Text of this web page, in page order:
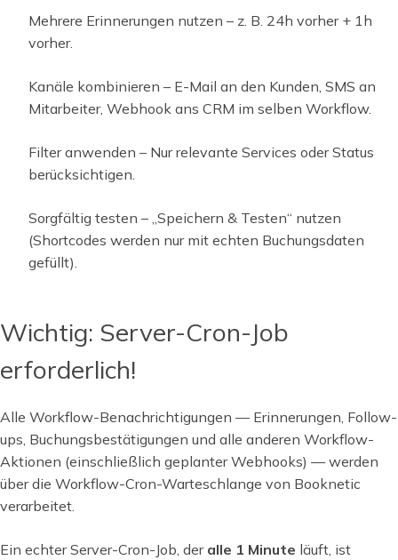
Mehrere Erinnerungen nutzen – z. B. 24h vorher + 1h
vorher.
Kanäle kombinieren – E-Mail an den Kunden, SMS an
Mitarbeiter, Webhook ans CRM im selben Workflow.
Filter anwenden – Nur relevante Services oder Status
berücksichtigen.
Sorgfältig testen – „Speichern & Testen“ nutzen
(Shortcodes werden nur mit echten Buchungsdaten
gefüllt).
Wichtig: Server-Cron-Job
erforderlich!
Alle Workflow-Benachrichtigungen — Erinnerungen, Follow-
ups, Buchungsbestätigungen und alle anderen Workflow-
Aktionen (einschließlich geplanter Webhooks) — werden
über die Workflow-Cron-Warteschlange von Booknetic
verarbeitet.
Ein echter Server-Cron-Job, der alle 1 Minute läuft, ist